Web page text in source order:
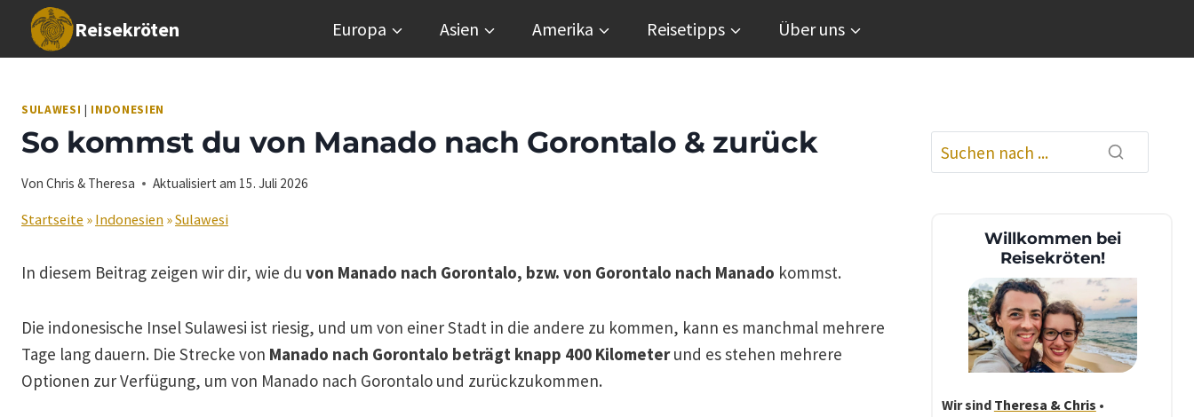
Inhalt
Reisekröten Europa Asien Amerika Reisetipps Über uns
SULAWESI | INDONESIEN
So kommst du von Manado nach Gorontalo & zurück
Von Chris & Theresa Aktualisiert am 15. Juli 2026
Startseite » Indonesien »Sulawesi
In diesem Beitrag zeigen wir dir, wie du von Manado nach Gorontalo, bzw. von Gorontalo nach Manado kommst.
Die indonesische Insel Sulawesi ist riesig, und um von einer Stadt in die andere zu kommen, kann es manchmal mehrere
Tage lang dauern. Die Strecke von Manado nach Gorontalo beträgt knapp 400 Kilometerund es stehen mehrere
Optionen zur Verfügung, um von Manado nach Gorontalo und zurückzukommen.
Willkommen bei
Reisekröten!
Wir sind Theresa & Chris •